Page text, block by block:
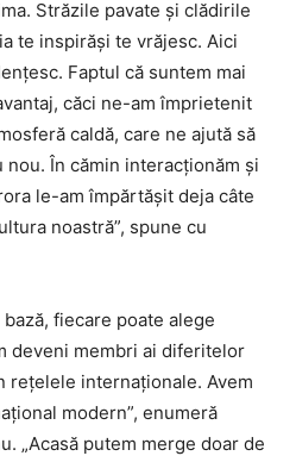
Străzile pavate și clădirile
te inspirăși te vrăjesc. Aici
Faptul că suntem mai
căci ne-am împrietenit
caldă, care ne ajută să
În cămin interacționăm și
le-am împărtășit deja câte
noastră”, spune cu
fiecare poate alege
deveni membri ai diferitelor
rețelele internaționale. Avem
modern”, enumeră
„Acasă putem merge doar de